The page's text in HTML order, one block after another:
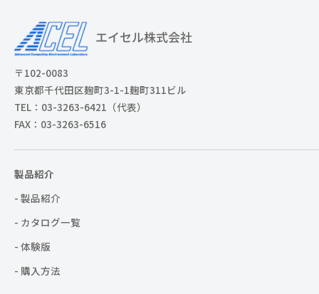
〒102-0083
東京都千代田区麹町3-1-1麹町311ビル
TEL：03-3263-6421（代表）
FAX：03-3263-6516
製品紹介
- 製品紹介
- カタログ一覧
- 体験版
- 購入方法